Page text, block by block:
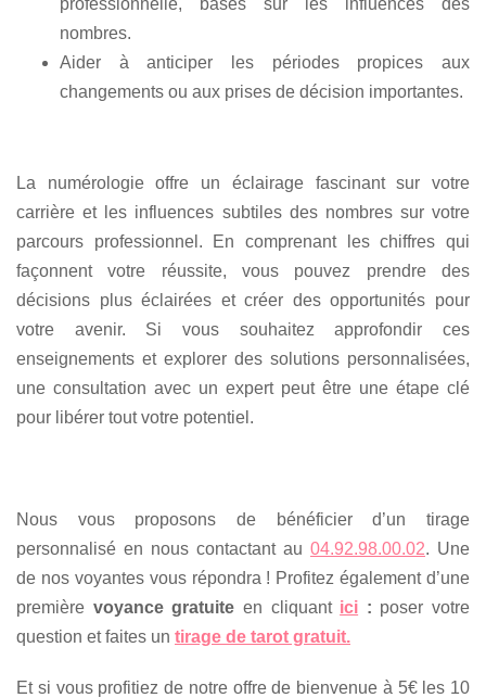
nombres.
Aider à anticiper les périodes propices aux
changements ou aux prises de décision importantes.
La numérologie offre un éclairage fascinant sur votre
carrière et les influences subtiles des nombres sur votre
parcours professionnel. En comprenant les chiffres qui
façonnent votre réussite, vous pouvez prendre des
décisions plus éclairées et créer des opportunités pour
votre avenir. Si vous souhaitez approfondir ces
enseignements et explorer des solutions personnalisées,
une consultation avec un expert peut être une étape clé
pour libérer tout votre potentiel.
Nous vous proposons de bénéficier d’un tirage
personnalisé en nous contactant au 04.92.98.00.02. Une
de nos voyantes vous répondra ! Profitez également d’une
première voyance gratuite en cliquant ici : poser votre
question et faites un tirage de tarot gratuit.
Et si vous profitiez de notre offre de bienvenue à 5€ les 10